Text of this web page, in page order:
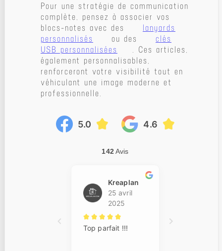
Pour une stratégie de communication
complète, pensez à associer vos
blocs-notes avec des
lanyards
personnalisés
ou des
clés
USB personnalisées
. Ces articles,
également personnalisables,
renforceront votre visibilité tout en
véhiculant une image moderne et
professionnelle.